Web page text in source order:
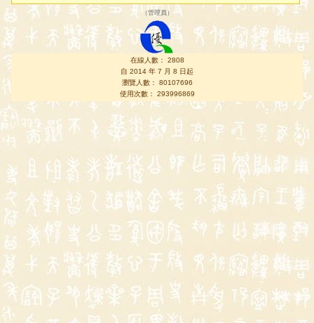
（管理員 ）
在線人數： 2808
自 2014 年 7 月 8 日起
瀏覽人數： 80107696
使用次數： 293996869